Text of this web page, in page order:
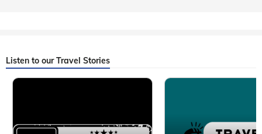
Listen to our Travel Stories